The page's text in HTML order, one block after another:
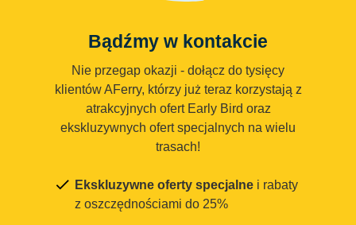
Bądźmy w kontakcie
Nie przegap okazji - dołącz do tysięcy
klientów AFerry, którzy już teraz korzystają z
atrakcyjnych ofert Early Bird oraz
ekskluzywnych ofert specjalnych na wielu
trasach!
Ekskluzywne oferty specjalne i rabaty
z oszczędnościami do 25%